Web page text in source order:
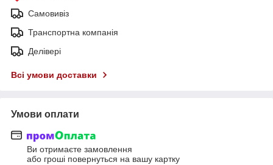
Самовивіз
Транспортна компанія
Делівері
Всі умови доставки
Умови оплати
Ви отримаєте замовлення
або гроші повернуться на вашу картку